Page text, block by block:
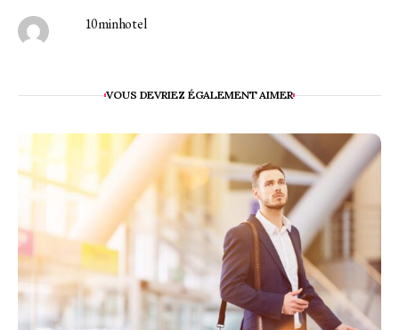
10minhotel
VOUS DEVRIEZ ÉGALEMENT AIMER